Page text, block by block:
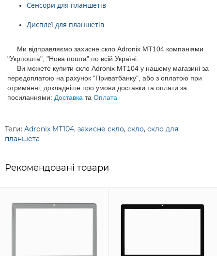
Сенсори для планшетів
Дисплеї для планшетів
Ми відправляємо захисне скло Adronix MT104 компаніями
"Укрпошта", "Нова пошта" по всій Україні.
Ви можете купити скло Adronix MT104 у нашому магазині за
передоплатою на рахунок "Приватбанку", або з оплатою при
отриманні, докладніше про умови доставки та оплати за
посиланнями: Доставка та Оплата
Теги: Adronix MT104, захисне скло, скло, скло для
планшета
Рекомендовані товари